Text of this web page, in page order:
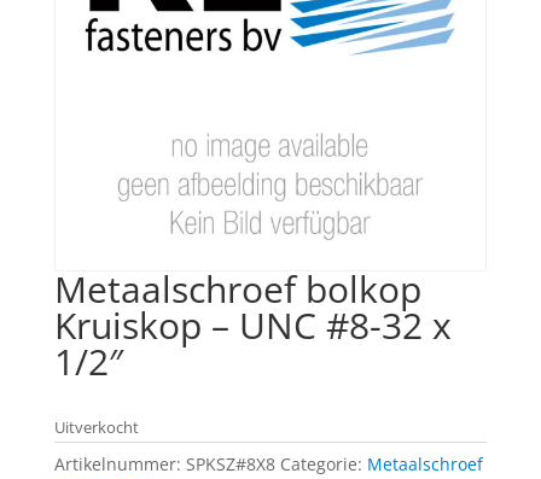
Metaalschroef bolkop
Kruiskop – UNC #8-32 x
1/2″
Uitverkocht
Artikelnummer: SPKSZ#8X8 Categorie: Metaalschroef